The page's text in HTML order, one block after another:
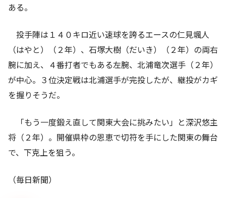
ある。
投手陣は１４０キロ近い速球を誇るエースの仁見颯人
（はやと）（２年）、石塚大樹（だいき）（２年）の両右
腕に加え、４番打者でもある左腕、北浦竜次選手（２年）
が中心。３位決定戦は北浦選手が完投したが、継投がカギ
を握りそうだ。
「もう一度鍛え直して関東大会に挑みたい」と深沢悠主
将（２年）。開催県枠の恩恵で切符を手にした関東の舞台
で、下克上を狙う。
（毎日新聞）